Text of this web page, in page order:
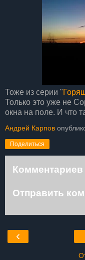
Тоже из серии "
Только это уже не
окна на поле. И что
Андрей Карпов
Поделиться
Комментариев
Отправить
‹